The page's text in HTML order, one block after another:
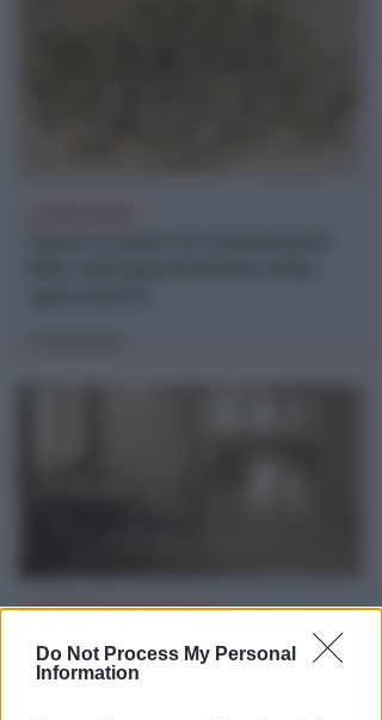
Do Not Process My Personal
Information
ARRESTATO DALLA POLIZIA
Ricercato per truffa in
Macedonia era in vacanza a